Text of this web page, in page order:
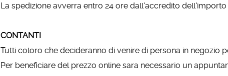
La spedizione avverra entro 24 ore dall'accredito
CONTANTI
Tutti coloro che decideranno di venire di persona in negozio
Per beneficiare del prezzo online sara necessario un